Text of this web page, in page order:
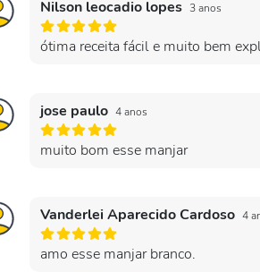
Nilson leocadio lopes 3 anos
ótima receita fácil e muito bem
jose paulo 4 anos
muito bom esse manjar
Vanderlei Aparecido Cardoso 4
amo esse manjar branco.